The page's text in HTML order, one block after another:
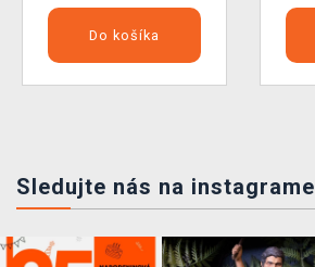
Do košíka
Sledujte nás na instagrame